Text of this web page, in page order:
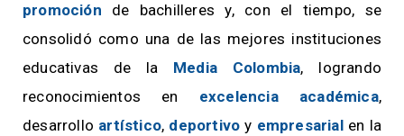
promoción de bachilleres y, con el tiempo, se
consolidó como una de las mejores instituciones
educativas de la Media Colombia, logrando
reconocimientos en excelencia académica,
desarrollo artístico, deportivo y empresarialen la